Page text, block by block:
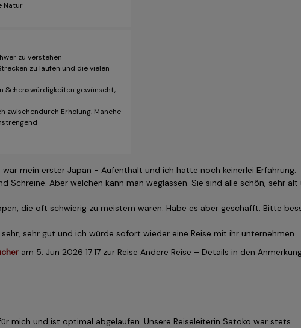
Natur
zu verstehen
zu laufen und die vielen
Sehenswürdigkeiten gewünscht,
zwischendurch Erholung. Manche
war mein erster Japan - Aufenthalt und ich hatte noch keinerlei Erfahrung.
Schreine. Aber welchen kann man weglassen. Sie sind alle schön, sehr alt
die oft schwierig zu meistern waren. Habe es aber geschafft. Bitte
sehr gut und ich würde sofort wieder eine Reise mit ihr unternehmen.
am 5. Jun 2026 17:17 zur Reise Andere Reise – Details in den
mich und ist optimal abgelaufen. Unsere Reiseleiterin Satoko war stets